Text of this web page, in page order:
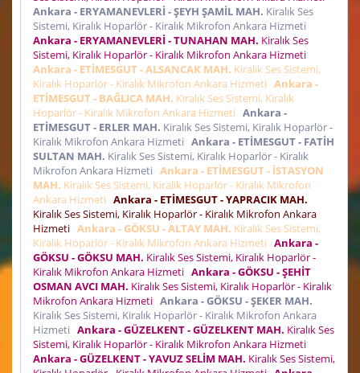
Ankara - ERYAMANEVLERİ - ŞEYH ŞAMİL MAH. Kiralık Ses
Sistemi, Kiralık Hoparlör - Kiralık Mikrofon Ankara Hizmeti
Ankara - ERYAMANEVLERİ - TUNAHAN MAH. Kiralık Ses
Sistemi, Kiralık Hoparlör - Kiralık Mikrofon Ankara Hizmeti
Ankara - ETİMESGUT - ALSANCAK MAH. Kiralık Ses Sistemi,
Kiralık Hoparlör - Kiralık Mikrofon Ankara Hizmeti Ankara -
ETİMESGUT - BAĞLICA MAH. Kiralık Ses Sistemi, Kiralık
Hoparlör - Kiralık Mikrofon Ankara Hizmeti Ankara -
ETİMESGUT - ERLER MAH. Kiralık Ses Sistemi, Kiralık Hoparlör -
Kiralık Mikrofon Ankara Hizmeti Ankara - ETİMESGUT - FATİH
SULTAN MAH. Kiralık Ses Sistemi, Kiralık Hoparlör - Kiralık
Mikrofon Ankara Hizmeti Ankara - ETİMESGUT - İSTASYON
MAH. Kiralık Ses Sistemi, Kiralık Hoparlör - Kiralık Mikrofon
Ankara Hizmeti Ankara - ETİMESGUT - YAPRACIK MAH.
Kiralık Ses Sistemi, Kiralık Hoparlör - Kiralık Mikrofon Ankara
Hizmeti Ankara - GÖKSU - ALTAY MAH. Kiralık Ses Sistemi,
Kiralık Hoparlör - Kiralık Mikrofon Ankara Hizmeti Ankara -
GÖKSU - GÖKSU MAH. Kiralık Ses Sistemi, Kiralık Hoparlör -
Kiralık Mikrofon Ankara Hizmeti Ankara - GÖKSU - ŞEHİT
OSMAN AVCI MAH. Kiralık Ses Sistemi, Kiralık Hoparlör - Kiralık
Mikrofon Ankara Hizmeti Ankara - GÖKSU - ŞEKER MAH.
Kiralık Ses Sistemi, Kiralık Hoparlör - Kiralık Mikrofon Ankara
Hizmeti Ankara - GÜZELKENT - GÜZELKENT MAH. Kiralık Ses
Sistemi, Kiralık Hoparlör - Kiralık Mikrofon Ankara Hizmeti
Ankara - GÜZELKENT - YAVUZ SELİM MAH. Kiralık Ses Sistemi,